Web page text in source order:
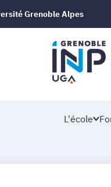
Grenoble Alpes
L'école